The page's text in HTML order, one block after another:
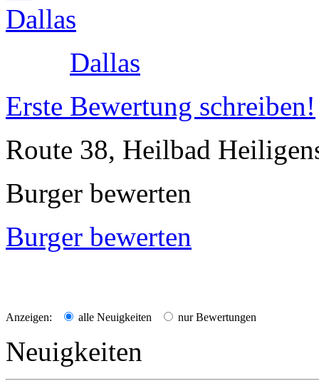
Dallas
Erste Bewertung schreiben!
Route 38, Heilbad
Burger bewerten
Burger bewerten
Anzeigen: alle Neuigkeiten nur Bewertungen
Neuigkeiten